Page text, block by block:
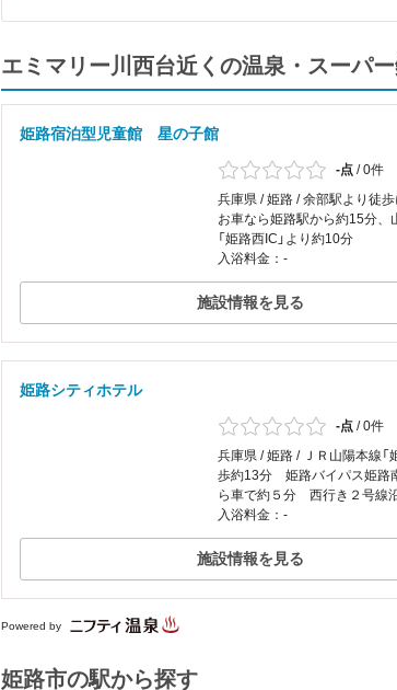
エミマリー川西台近くの温泉・スーパ
姫路宿泊型児童館 星の子館
-点 /0件
兵庫県 / 姫路 / 余部駅より徒歩
お車なら姫路駅から約15分、
「姫路西IC」より約10分
入浴料金：-
施設情報を見る
姫路シティホテル
-点 /0件
兵庫県 / 姫路 / ＪＲ山陽本線「
歩約13分 姫路バイパス姫路
ら車で約５分 西行き２号線
入浴料金：-
施設情報を見る
Powered by
姫路市の駅から探す